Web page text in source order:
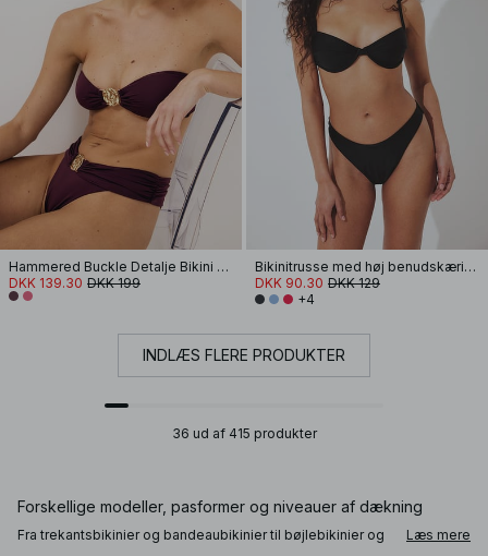
Hammered Buckle Detalje Bikini Bandeau
DKK 139.30 DKK 199
Bikinitrusse med høj benudskæring
DKK 90.30 DKK 129
+4
INDLÆS FLERE PRODUKTER
36 ud af 415 produkter
Forskellige modeller, pasformer og niveauer af dækning
Fra trekantsbikinier og bandeaubikinier til bøjlebikinier og
Læs mere